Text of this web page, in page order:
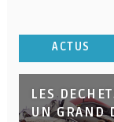
ACTUS
LES
UN GRAND